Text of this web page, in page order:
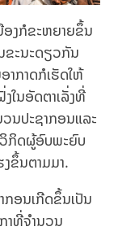
ອງກໍຂະຫຍາຍຂຶ້ນ
ຂະນະດຽວກັນ
າກາດກໍເຮັດໃຫ້
ໃນອັດຕາເລັ່ງທີ່
ນປະຊາກອນແລະ
ກິດຜູ້ອົບພະຍົບ
ຂຶ້ນຕາມມາ.
ອນເກີດຂຶ້ນເປັນ
າທີ່ຈໍານວນ